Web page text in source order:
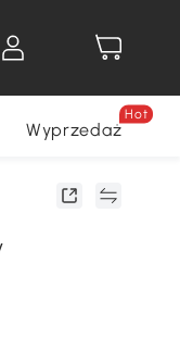
Wyprzedaż
Hot